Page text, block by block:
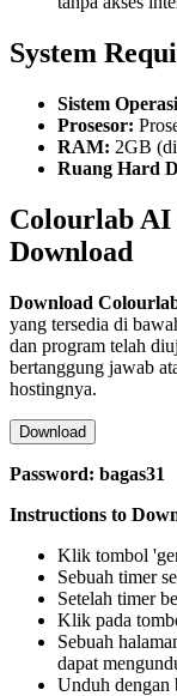
System
Sistem
Prosesor:
RAM: 2GB
Ruang Hard
Colourlab AI
Download
Download
yang tersedia di
dan program telah
bertanggung jawab
hostingnya.
Download
Password: bagas31
Instructions to
Klik tombol
Sebuah timer
Setelah timer
Klik pada
Sebuah
dapat
Unduh dengan